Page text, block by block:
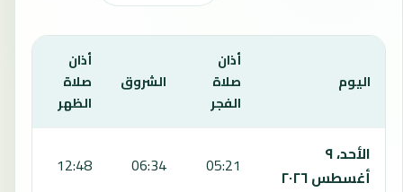
اليوم
أذان
صلاة
الفجر
الشروق
أذان
صلاة
الظهر
الأحد، ٩
أغسطس ٢٠٢٦
05:21
06:34
12:48